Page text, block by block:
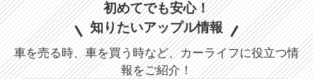
初めてでも安心！
知りたいアップル情報
車を売る時、車を買う時など、カーライフに役立つ情
報をご紹介！